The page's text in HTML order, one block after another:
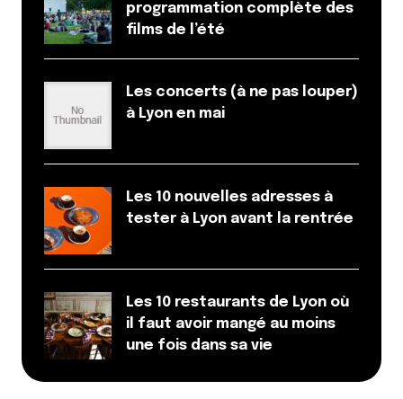
programmation complète des
films de l’été
Les concerts (à ne pas louper)
à Lyon en mai
Les 10 nouvelles adresses à
tester à Lyon avant la rentrée
Les 10 restaurants de Lyon où
il faut avoir mangé au moins
une fois dans sa vie